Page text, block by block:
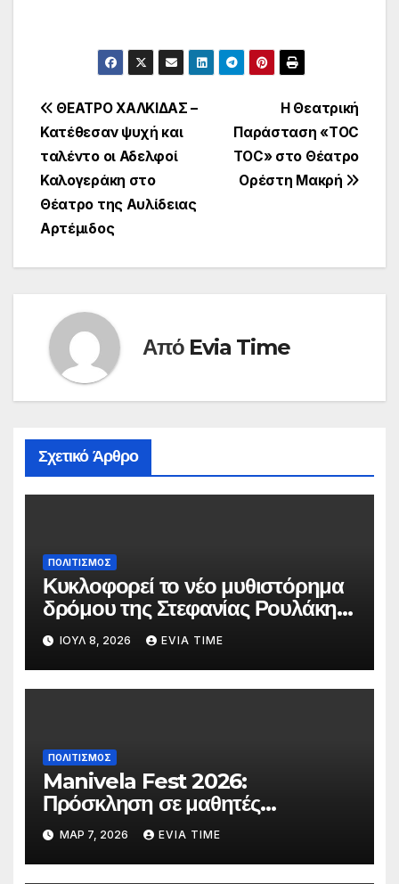
Πλοήγηση
άρθρων
Η Θεατρική
Παράσταση «TOC
TOC» στο Θέατρο
Ορέστη Μακρή
ΘΕΑΤΡΟ ΧΑΛΚΙΔΑΣ –
Κατέθεσαν ψυχή και
ταλέντο οι Αδελφοί
Καλογεράκη στο
Θέατρο της Αυλίδειας
Αρτέμιδος
Από Evia Time
Σχετικό Άρθρο
ΠΟΛΙΤΙΣΜΟΣ
Κυκλοφορεί το νέο μυθιστόρημα
δρόμου της Στεφανίας Ρουλάκη
«Το Βανάκι»
ΙΟΎΛ 8, 2026 EVIA TIME
ΠΟΛΙΤΙΣΜΟΣ
Manivela Fest 2026:
Πρόσκληση σε μαθητές
Γυμνασίου και Λυκείου της
Εύβοιας για συμμετοχή στη
σκηνή
ΜΑΡ 7, 2026 EVIA TIME